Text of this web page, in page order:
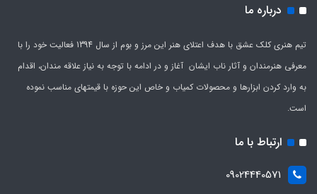
درباره ما
تیم هنری کلک عشق با هدف اعتلای هنر این مرز و بوم از سال 1394 فعالیت خود را با
معرفی هنرمندان و آثار ناب ایشان آغاز و در ادامه با توجه به نیاز علاقه مندان، اقدام
به وارد کردن ابزارها و محصولات کمیاب و خاص این حوزه با قیمتهای مناسب نموده
است.
ارتباط با ما
09024440571